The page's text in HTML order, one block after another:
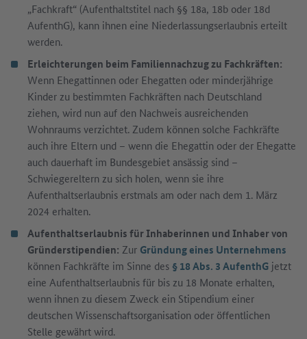
„Fachkraft“ (Aufenthaltstitel nach §§ 18a, 18b oder 18d
AufenthG), kann ihnen eine Niederlassungserlaubnis erteilt
werden.
Erleichterungen beim Familiennachzug zu Fachkräften:
Wenn Ehegattinnen oder Ehegatten oder minderjährige
Kinder zu bestimmten Fachkräften nach Deutschland
ziehen, wird nun auf den Nachweis ausreichenden
Wohnraums verzichtet. Zudem können solche Fachkräfte
auch ihre Eltern und – wenn die Ehegattin oder der Ehegatte
auch dauerhaft im Bundesgebiet ansässig sind –
Schwiegereltern zu sich holen, wenn sie ihre
Aufenthaltserlaubnis erstmals am oder nach dem 1. März
2024 erhalten.
Aufenthaltserlaubnis für Inhaberinnen und Inhaber von
Gründerstipendien: Zur Gründung eines Unternehmens
können Fachkräfte im Sinne des § 18 Abs. 3 AufenthG jetzt
eine Aufenthaltserlaubnis für bis zu 18 Monate erhalten,
wenn ihnen zu diesem Zweck ein Stipendium einer
deutschen Wissenschaftsorganisation oder öffentlichen
Stelle gewährt wird.